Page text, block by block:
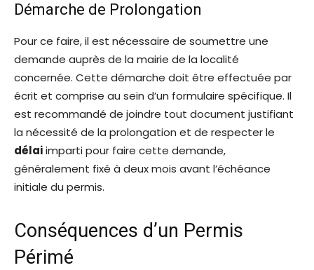
Démarche de Prolongation
Pour ce faire, il est nécessaire de soumettre une
demande auprès de la mairie de la localité
concernée. Cette démarche doit être effectuée par
écrit et comprise au sein d’un formulaire spécifique. Il
est recommandé de joindre tout document justifiant
la nécessité de la prolongation et de respecter le
délaiimparti pour faire cette demande,
généralement fixé à deux mois avant l’échéance
initiale du permis.
Conséquences d’un Permis
Périmé